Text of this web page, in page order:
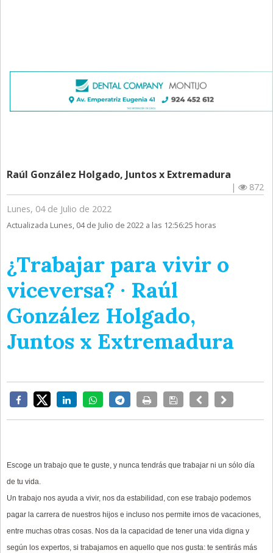
Raúl González Holgado, Juntos x Extremadura
|
872
Lunes, 04 de Julio de 2022
Actualizada Lunes, 04 de Julio de 2022 a las 12:56:25 horas
¿Trabajar para vivir o
viceversa? · Raúl
González Holgado,
Juntos x Extremadura
Escoge un trabajo que te guste, y nunca tendrás que trabajar ni un só lo d ía
de tu vida.
Un trabajo nos ayuda a vivir, nos da estabilidad, con ese trabajo podemos
pagar la carrera de nuestros hijos e incluso nos permite irnos de vacaciones,
entre muchas otras cosas. Nos da la capacidad de tener una vida digna y
según los expertos, si trabajamos en aquello que nos gusta: te sentirás más